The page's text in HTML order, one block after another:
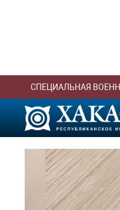
СПЕЦИАЛЬНАЯ